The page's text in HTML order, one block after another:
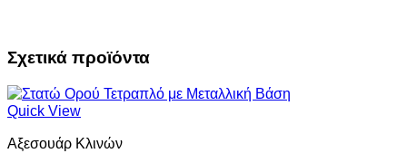
Σχετικά προϊόντα
Quick View
Αξεσουάρ Κλινών